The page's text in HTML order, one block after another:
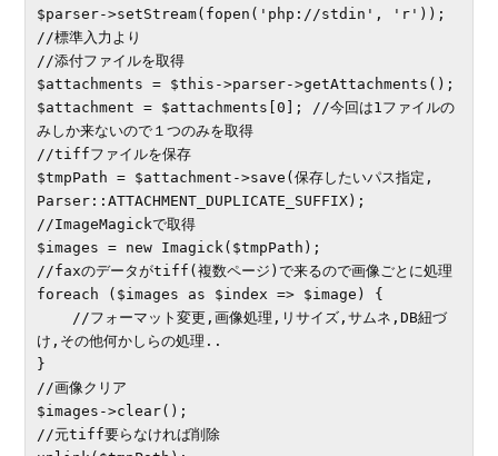
$parser->setStream(fopen('php://stdin', 'r'));
//標準入力より
//添付ファイルを取得
$attachments = $this->parser->getAttachments();
$attachment = $attachments[0]; //今回は1ファイルの
みしか来ないので１つのみを取得
//tiffファイルを保存
$tmpPath = $attachment->save(保存したいパス指定,
Parser::ATTACHMENT_DUPLICATE_SUFFIX);
//ImageMagickで取得
$images = new Imagick($tmpPath);
//faxのデータがtiff(複数ページ)で来るので画像ごとに処理
foreach ($images as $index => $image) {
け,その他何かしらの処理..
}
//画像クリア
$images->clear();
//元tiff要らなければ削除